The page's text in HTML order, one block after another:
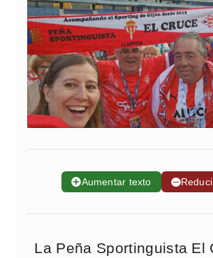
➕Aumentar texto ➖
La Peña Sportinguista El